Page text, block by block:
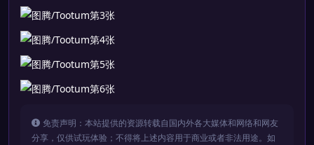
免责声明：本站提供的资源转载自国内外各大媒体和网络和网友
分享，仅供试玩体验；不得将上述内容用于商业或者非法用途。如